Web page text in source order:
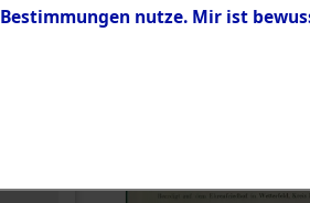
0002
nutze. Mir ist